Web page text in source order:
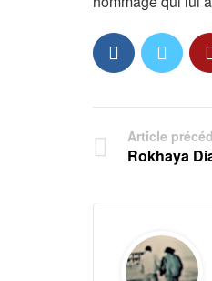
Article
Rokhaya